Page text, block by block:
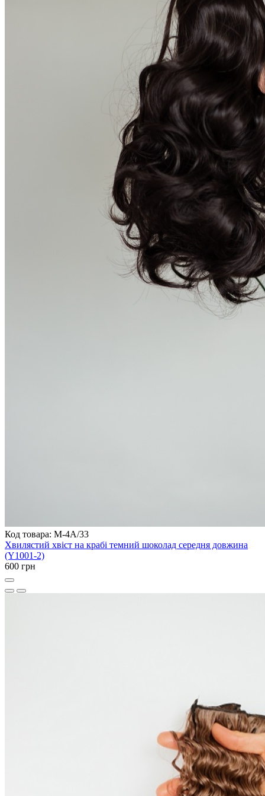
Код товара: M-4A/33
Хвилястий хвіст на крабі темний шоколад середня довжина
(Y1001-2)
600 грн